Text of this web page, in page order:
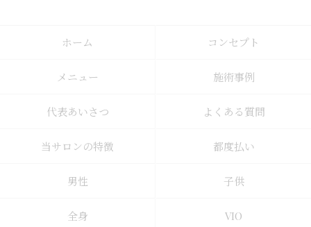
ホーム コンセプト
メニュー 施術事例
代表あいさつ よくある質問
当サロンの特徴 都度払い
男性 子供
全身 VIO